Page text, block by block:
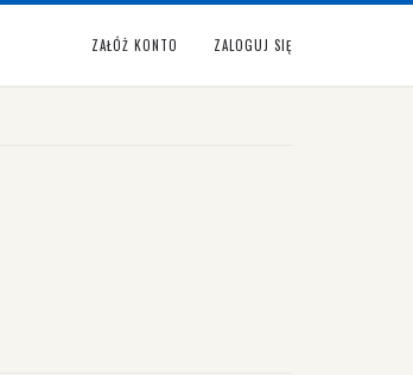
ZAŁÓŻ KONTO ZALOGUJ SIĘ